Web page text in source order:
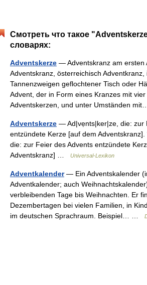
Смотреть что такое
словарях:
Adventskerze — Adventskranz am ersten
Adventskranz, österreichisch
Tannenzweigen geflochtener Tisch oder
Advent, der in Form eines Kranzes mit
Adventskerzen, und unter Umständen
Adventskerze — Ad|vẹnts|ker|ze, die: zur
entzündete Kerze [auf dem Adventskranz].
die: zur Feier des Advents entzündete
Adventskranz] …
Universal-Lexikon
Adventkalender— Ein Adventskalender
Adventkalender; auch
verbleibenden Tage bis Weihnachten. Er
Dezembertagen bei vielen Familien, in
im deutschen Sprachraum. Beispiel… …